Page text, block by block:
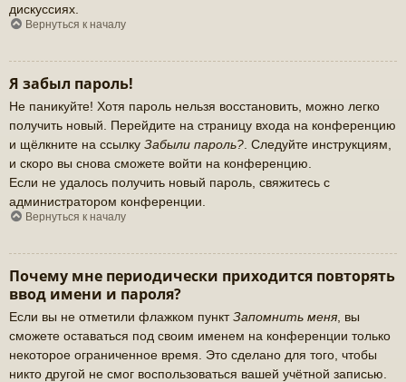
дискуссиях.
Вернуться к началу
Я забыл пароль!
Не паникуйте! Хотя пароль нельзя восстановить, можно легко
получить новый. Перейдите на страницу входа на конференцию
и щёлкните на ссылку Забыли пароль? . Следуйте инструкциям,
и скоро вы снова сможете войти на конференцию.
Если не удалось получить новый пароль, свяжитесь с
администратором конференции.
Вернуться к началу
Почему мне периодически приходится повторять
ввод имени и пароля?
Если вы не отметили флажком пунктЗапомнить меня , вы
сможете оставаться под своим именем на конференции только
некоторое ограниченное время. Это сделано для того, чтобы
никто другой не смог воспользоваться вашей учётной записью.